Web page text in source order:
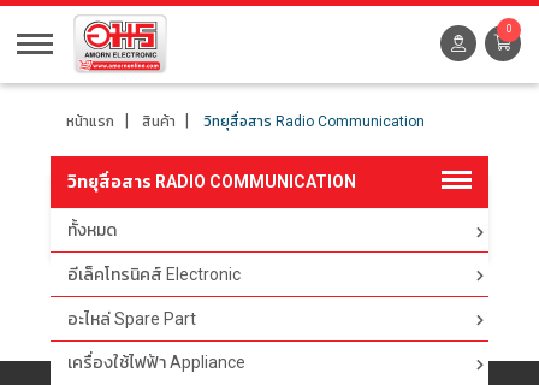
0
หน้าแรก สินค้า วิทยุสื่อสาร Radio Communication
วิทยุสื่อสาร RADIO COMMUNICATION
ทั้งหมด
อีเล็คโทรนิคส์ Electronic
อะไหล่ Spare Part
เครื่องใช้ไฟฟ้า Appliance
ตัวกรอง